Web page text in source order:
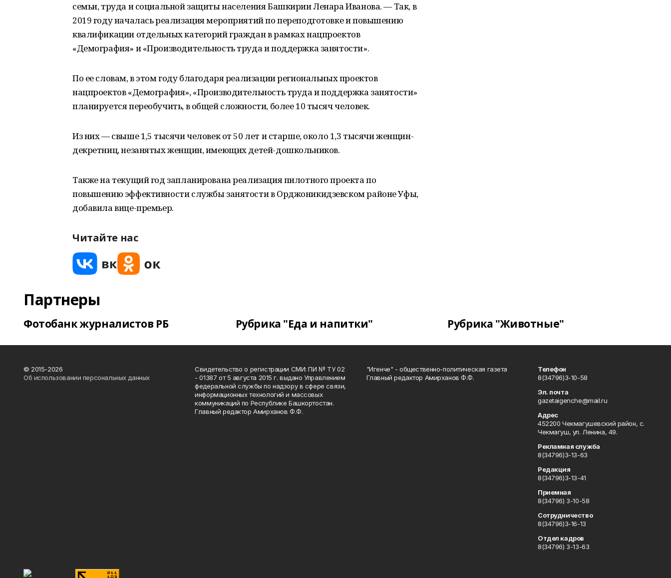
семьи, труда и социальной защиты населения Башкирии Ленара Иванова. — Так, в
2019 году началась реализация мероприятий по переподготовке и повышению
квалификации отдельных категорий граждан в рамках нацпроектов
«Демография» и «Производительность труда и поддержка занятости».
По ее словам, в этом году благодаря реализации региональных проектов
нацпроектов «Демография», «Производительность труда и поддержка занятости»
планируется переобучить, в общей сложности, более 10 тысяч человек.
Из них — свыше 1,5 тысячи человек от 50 лет и старше, около 1,3 тысячи женщин-
декретниц, незанятых женщин, имеющих детей-дошкольников.
Также на текущий год запланирована реализация пилотного проекта по
повышению эффективности службы занятости в Орджоникидзевском районе Уфы,
добавила вице-премьер.
Читайте нас
Партнеры
Фотобанк журналистов РБ Рубрика "Еда и напитки" Рубрика "Животные"
© 2015-2026
Об использовании персональных данных
Свидетельство о регистрации СМИ: ПИ № ТУ 02
- 01387 от 5 августа 2015 г. выдано Управлением
федеральной службы по надзору в сфере связи,
информационных технологий и массовых
коммуникаций по Республике Башкортостан.
Главный редактор Амирханов Ф.Ф.
"Игенче" - общественно-политическая газета
Главный редактор Амирханов Ф.Ф.
Телефон
8(34796)3-10-58
Эл. почта
gazetaigenche@mail.ru
Адрес
452200 Чекмагушевский район, с.
Чекмагуш, ул. Ленина, 49.
Рекламная служба
8(34796)3-13-63
Редакция
8(34796)3-13-41
Приемная
8(34796) 3-10-58
Сотрудничество
8(34796)3-16-13
Отдел кадров
8(34796) 3-13-63